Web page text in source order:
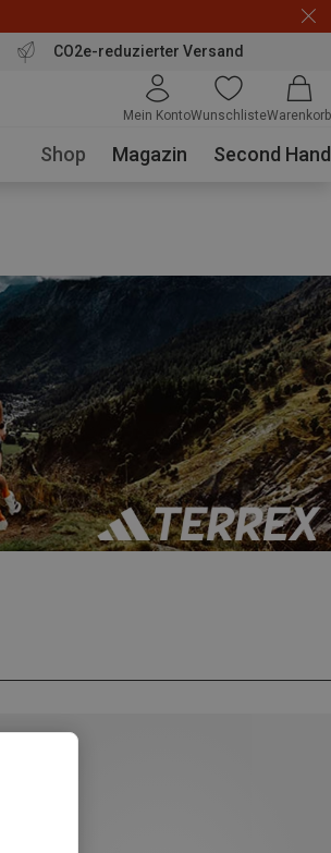
CO2e-reduzierter Versand
Mein KontoWunschlisteWarenkorb
Shop Magazin Second Hand